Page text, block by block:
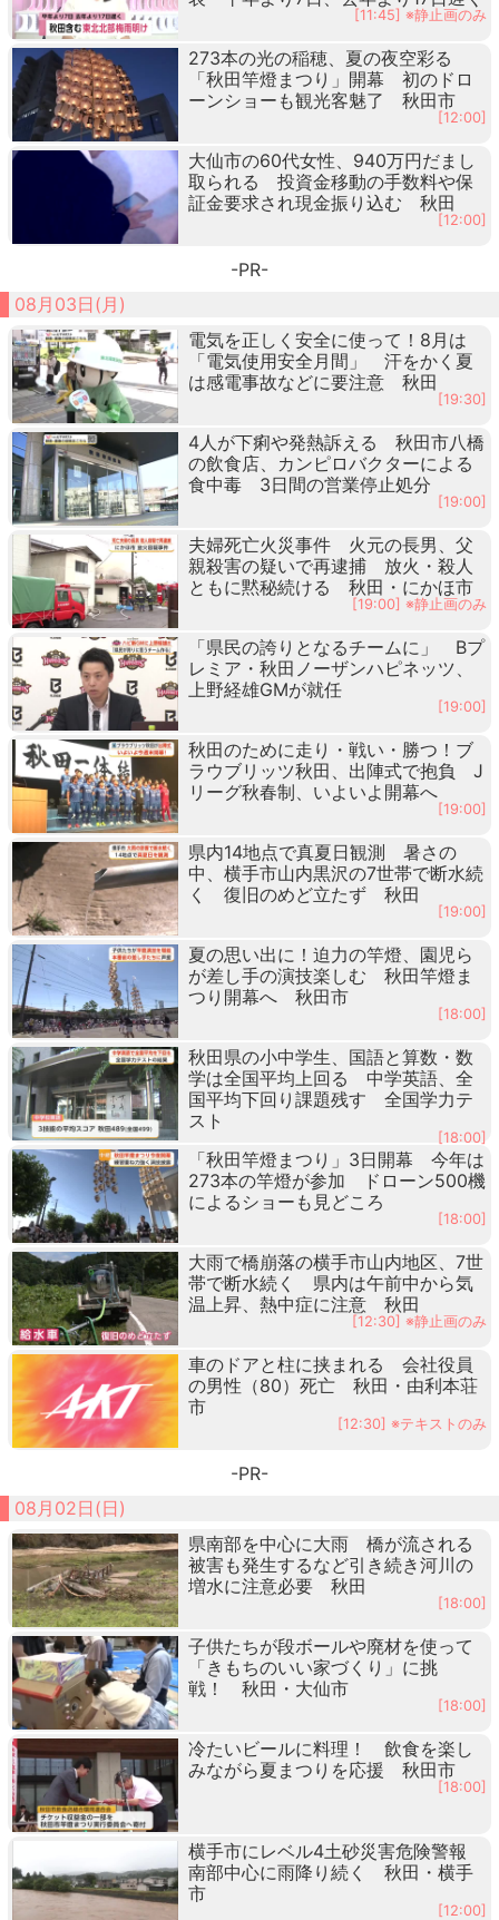
[11:45] ※静止画のみ
273本の光の稲穂、夏の夜空彩る
「秋田竿燈まつり」開幕 初のドロ
ーンショーも観光客魅了 秋田市
[12:00]
大仙市の60代女性、940万円だまし
取られる 投資金移動の手数料や保
証金要求され現金振り込む 秋田
[12:00]
-PR-
08月03日(月)
電気を正しく安全に使って！8月は
「電気使用安全月間」 汗をかく夏
は感電事故などに要注意 秋田
[19:30]
4人が下痢や発熱訴える 秋田市八橋
の飲食店、カンピロバクターによる
食中毒 3日間の営業停止処分
[19:00]
夫婦死亡火災事件 火元の長男、父
親殺害の疑いで再逮捕 放火・殺人
ともに黙秘続ける 秋田・にかほ市
[19:00] ※静止画のみ
「県民の誇りとなるチームに」 Bプ
レミア・秋田ノーザンハピネッツ、
上野経雄GMが就任
[19:00]
秋田のために走り・戦い・勝つ！ブ
ラウブリッツ秋田、出陣式で抱負 J
リーグ秋春制、いよいよ開幕へ
[19:00]
県内14地点で真夏日観測 暑さの
中、横手市山内黒沢の7世帯で断水続
く 復旧のめど立たず 秋田
[19:00]
夏の思い出に！迫力の竿燈、園児ら
が差し手の演技楽しむ 秋田竿燈ま
つり開幕へ 秋田市
[18:00]
秋田県の小中学生、国語と算数・数
学は全国平均上回る 中学英語、全
国平均下回り課題残す 全国学力テ
スト
[18:00]
「秋田竿燈まつり」3日開幕 今年は
273本の竿燈が参加 ドローン500機
によるショーも見どころ
[18:00]
大雨で橋崩落の横手市山内地区、7世
帯で断水続く 県内は午前中から気
温上昇、熱中症に注意 秋田
[12:30] ※静止画のみ
車のドアと柱に挟まれる 会社役員
の男性（80）死亡 秋田・由利本荘
市
[12:30] ※テキストのみ
-PR-
08月02日(日)
県南部を中心に大雨 橋が流される
被害も発生するなど引き続き河川の
増水に注意必要 秋田
[18:00]
子供たちが段ボールや廃材を使って
「きもちのいい家づくり」に挑
戦！ 秋田・大仙市
[18:00]
冷たいビールに料理！ 飲食を楽し
みながら夏まつりを応援 秋田市
[18:00]
横手市にレベル4土砂災害危険警報
南部中心に雨降り続く 秋田・横手
市
[12:00]